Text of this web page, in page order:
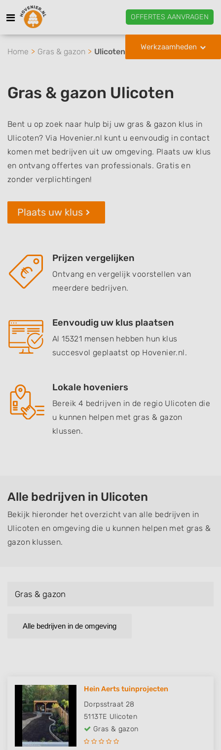
OFFERTES AANVRAGEN
Werkzaamheden
Home Gras & gazon Ulicoten
Gras & gazon Ulicoten
Bent u op zoek naar hulp bij uw gras & gazon klus in
Ulicoten? Via Hovenier.nl kunt u eenvoudig in contact
komen met bedrijven uit uw omgeving. Plaats uw klus
en ontvang offertes van professionals. Gratis en
zonder verplichtingen!
Plaats uw klus
Prijzen vergelijken
Ontvang en vergelijk voorstellen van
meerdere bedrijven.
Eenvoudig uw klus plaatsen
Al 15321 mensen hebben hun klus
succesvol geplaatst op Hovenier.nl.
Lokale hoveniers
Bereik 4 bedrijven in de regio Ulicoten die
u kunnen helpen met gras & gazon
klussen.
Alle bedrijven in Ulicoten
Bekijk hieronder het overzicht van alle bedrijven in
Ulicoten en omgeving die u kunnen helpen met gras &
gazon klussen.
Gras & gazon
Alle bedrijven in de omgeving
Hein Aerts tuinprojecten
Dorpsstraat 28
5113TE Ulicoten
Gras & gazon